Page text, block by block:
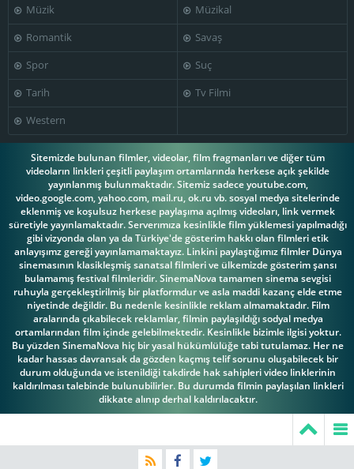
Müzik
Müzikal
Romantik
Savaş
Spor
Suç
Tarih
Tv Filmi
Western
Sitemizde bulunan filmler, videolar, film fragmanları ve diğer tüm
videoların linkleri çeşitli paylaşım ortamlarında herkese açık şekilde
yayınlanmış bulunmaktadır. Sitemiz sadece youtube.com,
video.google.com, yahoo.com, mail.ru, ok.ru vb. sosyal medya sitelerinde
eklenmiş ve koşulsuz herkese paylaşıma açılmış videoları, link vermek
süretiyle yayınlamaktadır. Serverımıza kesinlikle film yüklemesi yapılmadığı
gibi vizyonda olan ya da Türkiye'de gösterim hakkı olan filmleri etik
anlayışımz gereği yayınlamamaktayız. Linkini paylaştığımız filmler Dünya
sinemasının klasikleşmiş sanatsal filmleri ve ülkemizde gösterim şansı
bulamamış festival filmleridir. SinemaNova tamamen sinema sevgisi
ruhuyla gerçekleştirilmiş bir platformdur ve asla maddi kazanç elde etme
niyetinde değildir. Bu nedenle kesinlikle reklam almamaktadır. Film
aralarında çıkabilecek reklamlar, filmin paylaşıldığı sodyal medya
ortamlarından film içinde gelebilmektedir. Kesinlikle bizimle ilgisi yoktur.
Bu yüzden SinemaNova hiç bir yasal hükümlülüğe tabi tutulamaz. Her ne
kadar hassas davransak da gözden kaçmış telif sorunu oluşabilecek bir
durum olduğunda ve istenildiği takdirde hak sahipleri video linklerinin
kaldırılması talebinde bulunubilirler. Bu durumda filmin paylaşılan linkleri
dikkate alınıp derhal kaldırılacaktır.